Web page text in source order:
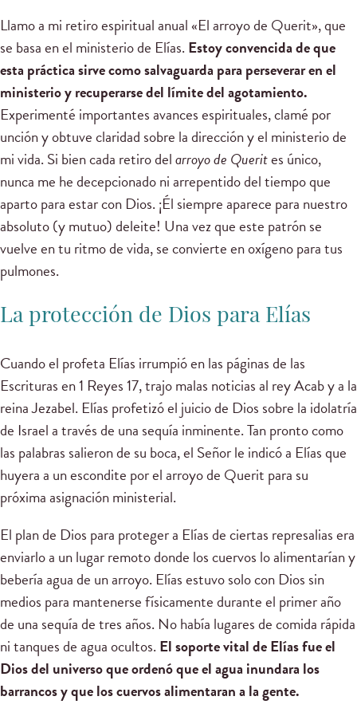
Llamo a mi retiro espiritual anual «El arroyo de Querit», que
se basa en el ministerio de Elías. Estoy convencida de que
esta práctica sirve como salvaguarda para perseverar en el
ministerio y recuperarse del límite del agotamiento.
Experimenté importantes avances espirituales, clamé por
unción y obtuve claridad sobre la dirección y el ministerio de
mi vida. Si bien cada retiro delarroyo de Querites único,
nunca me he decepcionado ni arrepentido del tiempo que
aparto para estar con Dios. ¡Él siempre aparece para nuestro
absoluto (y mutuo) deleite! Una vez que este patrón se
vuelve en tu ritmo de vida, se convierte en oxígeno para tus
pulmones.
La protección de Dios para Elías
Cuando el profeta Elías irrumpió en las páginas de las
Escrituras en 1 Reyes 17, trajo malas noticias al rey Acab y a la
reina Jezabel. Elías profetizó el juicio de Dios sobre la idolatría
de Israel a través de una sequía inminente. Tan pronto como
las palabras salieron de su boca, el Señor le indicó a Elías que
huyera a un escondite por el arroyo de Querit para su
próxima asignación ministerial.
El plan de Dios para proteger a Elías de ciertas represalias era
enviarlo a un lugar remoto donde los cuervos lo alimentarían y
bebería agua de un arroyo. Elías estuvo solo con Dios sin
medios para mantenerse físicamente durante el primer año
de una sequía de tres años. No había lugares de comida rápida
ni tanques de agua ocultos. El soporte vital de Elías fue el
Dios del universo que ordenó que el agua inundara los
barrancos y que los cuervos alimentaran a la gente.